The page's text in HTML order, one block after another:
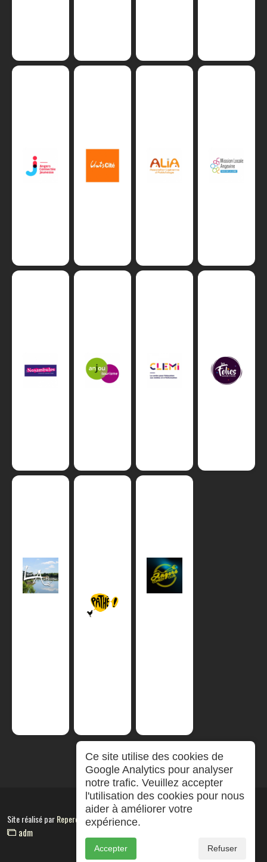
Site réalisé parRepereCom
adm
Ce site utilise des cookies de
Google Analytics pour analyser
notre trafic. Veuillez accepter
l'utilisation des cookies pour nous
aider à améliorer votre
expérience.
Accepter Refuser